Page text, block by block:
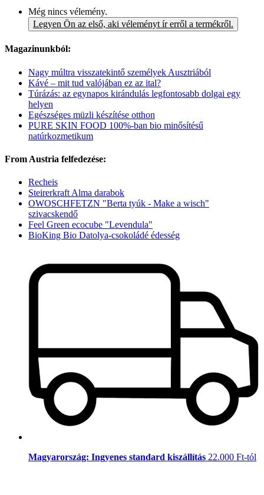
Még nincs vélemény.
Legyen Ön az első, aki véleményt ír erről a termékről.
Magazinunkból:
Nagy múltra visszatekintő személyek Ausztriából
Kávé – mit tud valójában ez az ital?
Túrázás: az egynapos kirándulás legfontosabb dolgai egy
helyen
Egészséges müzli készítése otthon
PURE SKIN FOOD 100%-ban bio minősítésű
natúrkozmetikum
From Austria felfedezése:
Recheis
Steirerkraft Alma darabok
OWOSCHFETZN "Berta tyúk - Make a wisch"
szivacskendő
Feel Green ecocube "Levendula"
BioKing Bio Datolya-csokoládé édesség
Magyarország: Ingyenes standard kiszállítás 22.000 Ft-tól